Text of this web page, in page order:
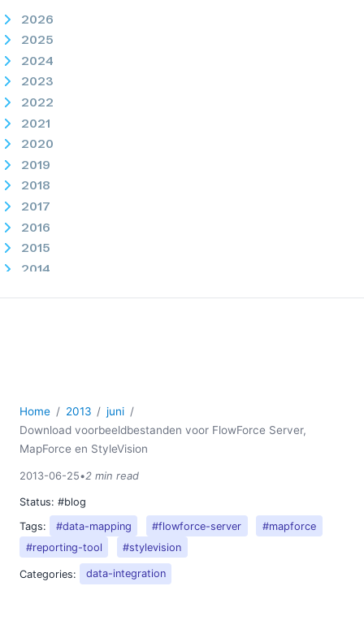
2026
2025
2024
2023
2022
2021
2020
2019
2018
2017
2016
2015
2014
06
Download voorbeeldbestanden voor FlowForce
Server, MapForce en StyleVision
Het omgaan met onjuiste invoergegevens met
FlowForce Server
RaptorXML is er!
07
08
09
Home 2013
juni
Download voorbeeldbestanden voor FlowForce Server,
MapForce en StyleVision
2013-06-25•2 min read
Status: #blog
Tags:
#data-mapping #flowforce-server
#mapforce
#reporting-tool
#stylevision
Categories: data-integration